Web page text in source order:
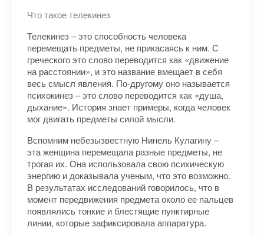
Что такое телекинез
Телекинез – это способность человека
перемещать предметы, не прикасаясь к ним. С
греческого это слово переводится как «движение
на расстоянии», и это название вмещает в себя
весь смысл явления. По-другому оно называется
психокинез – это слово переводится как «душа,
дыхание». История знает примеры, когда человек
мог двигать предметы силой мысли.
Вспомним небезызвестную Нинель Кулагину –
эта женщина перемещала разные предметы, не
трогая их. Она использовала свою психическую
энергию и доказывала ученым, что это возможно.
В результатах исследований говорилось, что в
момент передвижения предмета около ее пальцев
появлялись тонкие и блестящие пунктирные
линии, которые зафиксировала аппаратура.